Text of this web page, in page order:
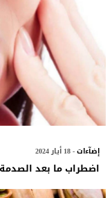
إضآءات- 18 أيار 2024
اضطراب ما بعد